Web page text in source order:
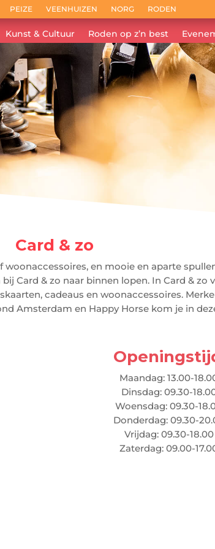
PEIZE VEENHUIZEN NORG RODEN
Kunst & Cultuur Roden op z’n best
Card & zo
en mooie en aparte
Card & zo naar binnen lopen. In Card & zo
cadeaus en woonaccessoires.
Amsterdam en Happy Horse kom je in
Maandag: 13.00-
Dinsdag: 09.30-
Woensdag: 09.30-
Donderdag: 09.30-
Vrijdag: 09.30-
Zaterdag: 09.00-